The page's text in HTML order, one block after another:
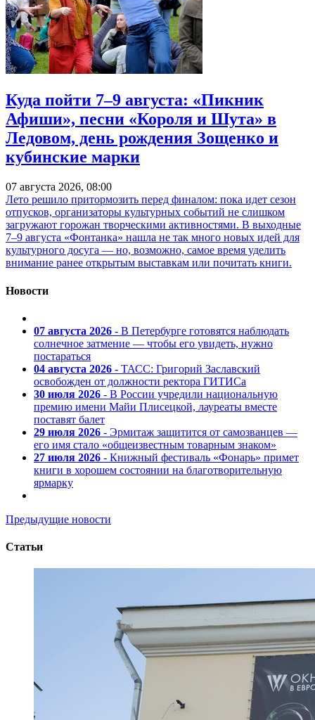
Куда пойти 7–9 августа: «Пикник
Афиши», песни «Короля и Шута» в
Ледовом, день рождения Зощенко и
кубинские марки
07 августа 2026, 08:00
Лето решило притормозить перед финалом: пока идет сезон
отпусков, организаторы культурных событий не слишком
загружают горожан творческими активностями. В выходные
7–9 августа «Фонтанка» нашла не так много новых идей для
культурного досуга — но, возможно, самое время уделить
внимание ранее открытым выставкам или почитать книги.
Новости
07 августа 2026 - В Петербурге готовятся наблюдать
солнечное затмение — чтобы его увидеть, нужно
постараться
04 августа 2026 - ТАСС: Григорий Заславский
освобожден от должности ректора ГИТИСа
30 июля 2026 - В России учредили национальную
премию имени Майи Плисецкой, лауреаты вместе
поставят балет
29 июля 2026 - Эрмитаж защитится от самозванцев —
его имя стало «общеизвестным товарным знаком»
27 июля 2026 - Книжный фестиваль «Фонарь» примет
книги в хорошем состоянии на благотворительную
ярмарку
Предыдущие новости
Статьи